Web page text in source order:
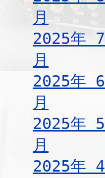
月
2025年 7
月
2025年 6
月
2025年 5
月
2025年 4